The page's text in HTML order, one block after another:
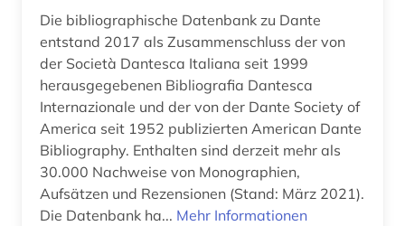
Die bibliographische Datenbank zu Dante
entstand 2017 als Zusammenschluss der von
der Società Dantesca Italiana seit 1999
herausgegebenen Bibliografia Dantesca
Internazionale und der von der Dante Society of
America seit 1952 publizierten American Dante
Bibliography. Enthalten sind derzeit mehr als
30.000 Nachweise von Monographien,
Aufsätzen und Rezensionen (Stand: März 2021).
Die Datenbank ha... Mehr Informationen